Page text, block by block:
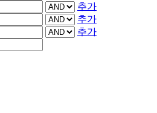
추가
추가
추가